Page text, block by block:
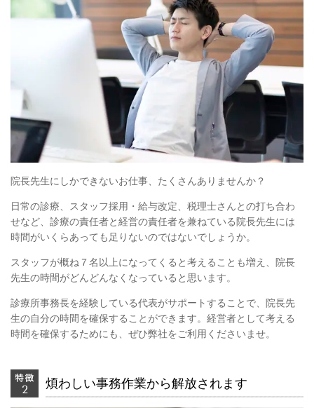
院長先生にしかできないお仕事、たくさんありませんか？
日常の診療、スタッフ採用・給与改定、税理士さんとの打ち合わ
せなど、診療の責任者と経営の責任者を兼ねている院長先生には
時間がいくらあっても足りないのではないでしょうか。
スタッフが概ね７名以上になってくると考えることも増え、院長
先生の時間がどんどんなくなっていると思います。
診療所事務長を経験している代表がサポートすることで、院長先
生の自分の時間を確保することができます。経営者として考える
時間を確保するためにも、ぜひ弊社をご利用くださいませ。
煩わしい事務作業から解放されます